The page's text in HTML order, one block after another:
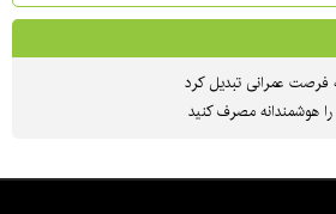
فرصت عمرانی تبدیل کرد
هوشمندانه مصرف کنید